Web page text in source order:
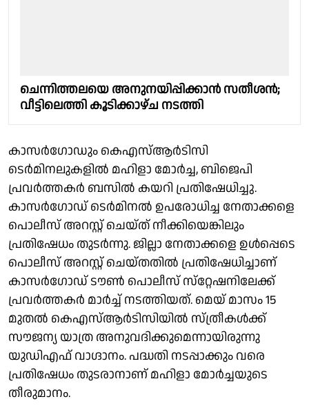
ചെന്നിത്തലയെ അനുനയിപ്പിക്കാൻ സതീശൻ;
വീട്ടിലെത്തി കൂടിക്കാഴ്ച നടത്തി
കാസർ​ഗോഡും കെഎസ്ആർടിസി
ടെർമിനലുകളിൽ മഹിളാ മോർച്ച, ബിജെപി
പ്രവർത്തകർ ബസിൽ കയറി പ്രതിഷേധിച്ചു.
കാസർഗോഡ് ടെർമിനൽ ഉപരോധിച്ച നേതാക്കളെ
പൊലീസ് അറസ്റ്റ് ചെയ്ത് നീക്കിയെങ്കിലും
പ്രതിഷേധം തുടർന്നു. ജില്ലാ നേതാക്കളെ ഉൾപ്പെടെ
പൊലീസ് അറസ്റ്റ് ചെയ്തതിൽ പ്രതിഷേധിച്ചാണ്
കാസർ​ഗോ‍ഡ് ടൗൺ പൊലീസ് സ്‌റ്റേഷനിലേക്ക്
പ്രവർത്തകർ മാർച്ച് നടത്തിയത്. മെയ് മാസം 15
മുതൽ കെഎസ്ആർടിസിയിൽ സ്ത്രീകൾക്ക്
സൗജന്യ യാത്ര അനുവദിക്കുമെന്നായിരുന്നു
യുഡിഎഫ് വാഗ്ദാനം. പദ്ധതി നടപ്പാക്കും വരെ
പ്രതിഷേധം തുടരാനാണ് മഹിളാ മോർച്ചയുടെ
തീരുമാനം.